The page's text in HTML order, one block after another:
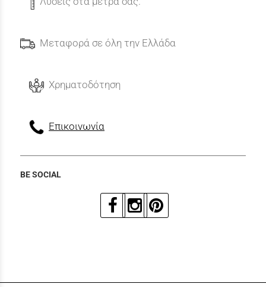
Μεταφορά σε όλη την Ελλάδα
Χρηματοδότηση
Επικοινωνία
BE SOCIAL